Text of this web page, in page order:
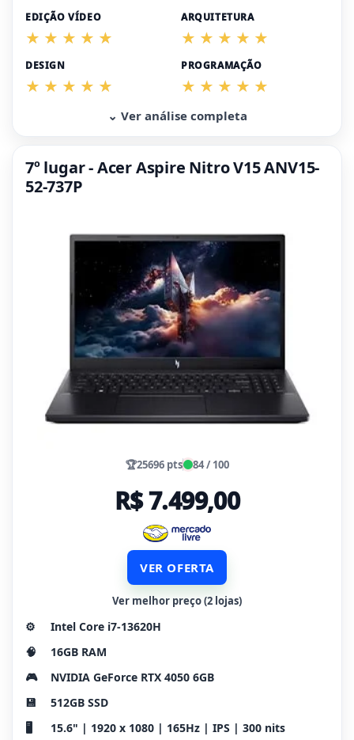
EDIÇÃO VÍDEO ARQUITETURA
DESIGN PROGRAMAÇÃO
⌄ Ver análise completa
7º lugar - Acer Aspire Nitro V15 ANV15-
52-737P
🏆25696 pts 84 / 100
R$ 7.499,00
VER OFERTA
Ver melhor preço (2 lojas)
⚙️
Intel Core i7-13620H
🧠
16GB RAM
🎮
NVIDIA GeForce RTX 4050 6GB
💾
512GB SSD
🖥️
15.6" | 1920 x 1080 | 165Hz | IPS | 300 nits